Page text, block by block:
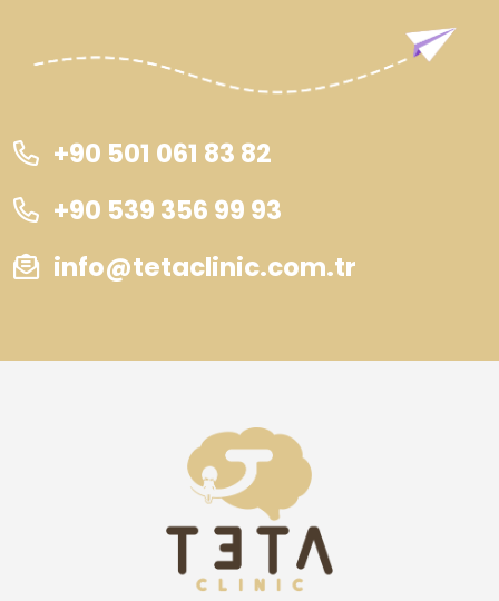
+90 501 061 83 82
+90 539 356 99 93
info@tetaclinic.com.tr